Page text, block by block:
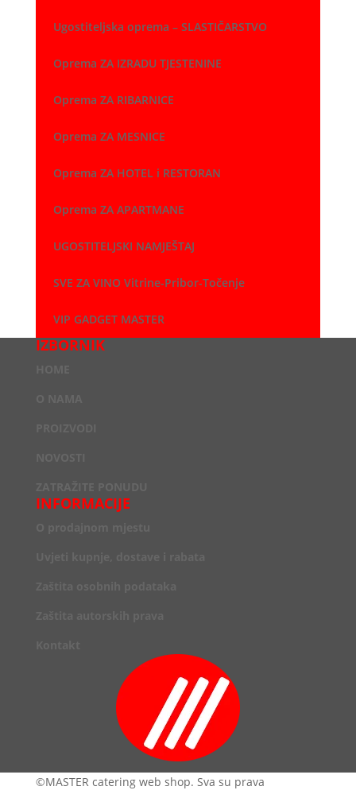
Ugostiteljska oprema – SLASTIČARSTVO
Oprema ZA IZRADU TJESTENINE
Oprema ZA RIBARNICE
Oprema ZA MESNICE
Oprema ZA HOTEL i RESTORAN
Oprema ZA APARTMANE
UGOSTITELJSKI NAMJEŠTAJ
SVE ZA VINO Vitrine-Pribor-Točenje
VIP GADGET MASTER
IZBORNIK
INFORMACIJE
©MASTER catering web shop. Sva su prava